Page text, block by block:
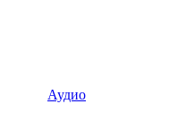
Аудио